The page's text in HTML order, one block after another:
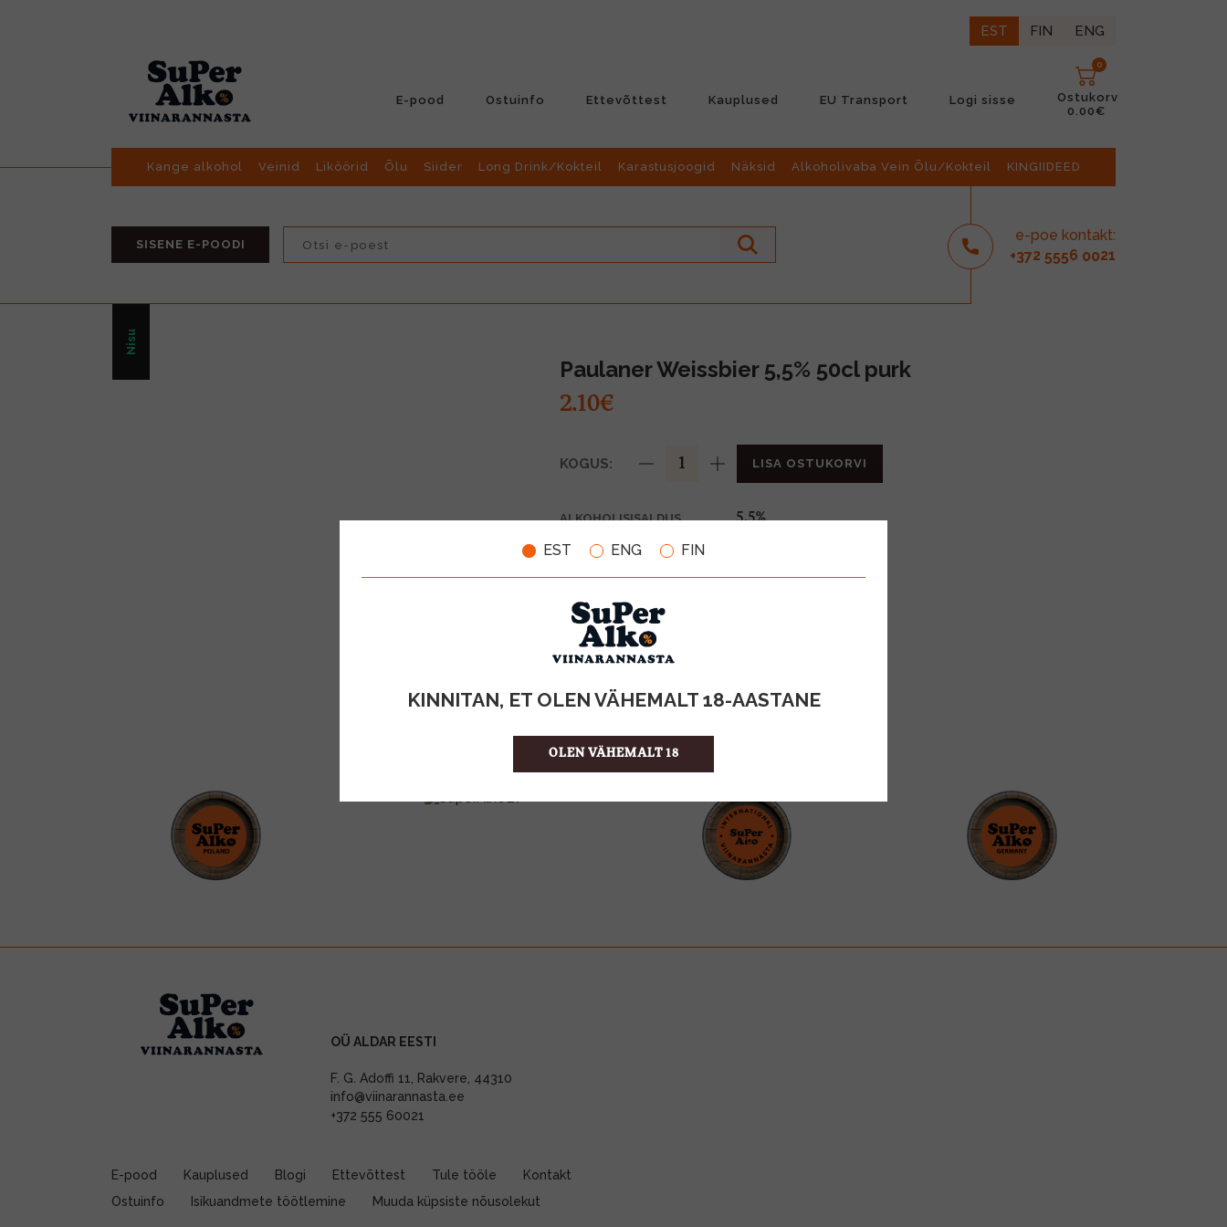
EST ENG FIN
KINNITAN, ET OLEN VÄHEMALT 18-AASTANE
OLEN VÄHEMALT 18
EST FIN ENG
E-pood Ostuinfo Ettevõttest Kauplused EU Transport Logi sisse
0
Ostukorv
0.00€
Kange alkohol Veinid Liköörid Õlu Siider Long Drink/Kokteil Karastusjoogid Näksid Alkoholivaba Vein Õlu/Kokteil KINGIIDEED
SISENE E-POODI
e-poe kontakt:
+372 5556 0021
Nisu
Paulaner Weissbier 5,5% 50cl purk
2.10€
KOGUS: LISA OSTUKORVI
ALKOHOLISISALDUS 5,5%
MAHT
PANT
ÜHIKU HIND
KOOD
OÜ ALDAR EESTI
F. G. Adoffi 11, Rakvere, 44310
info@viinarannasta.ee
+372 555 60021
E-pood Kauplused Blogi Ettevõttest Tule tööle
Kontakt
Ostuinfo
Isikuandmete töötlemine Muuda küpsiste nõusolekut